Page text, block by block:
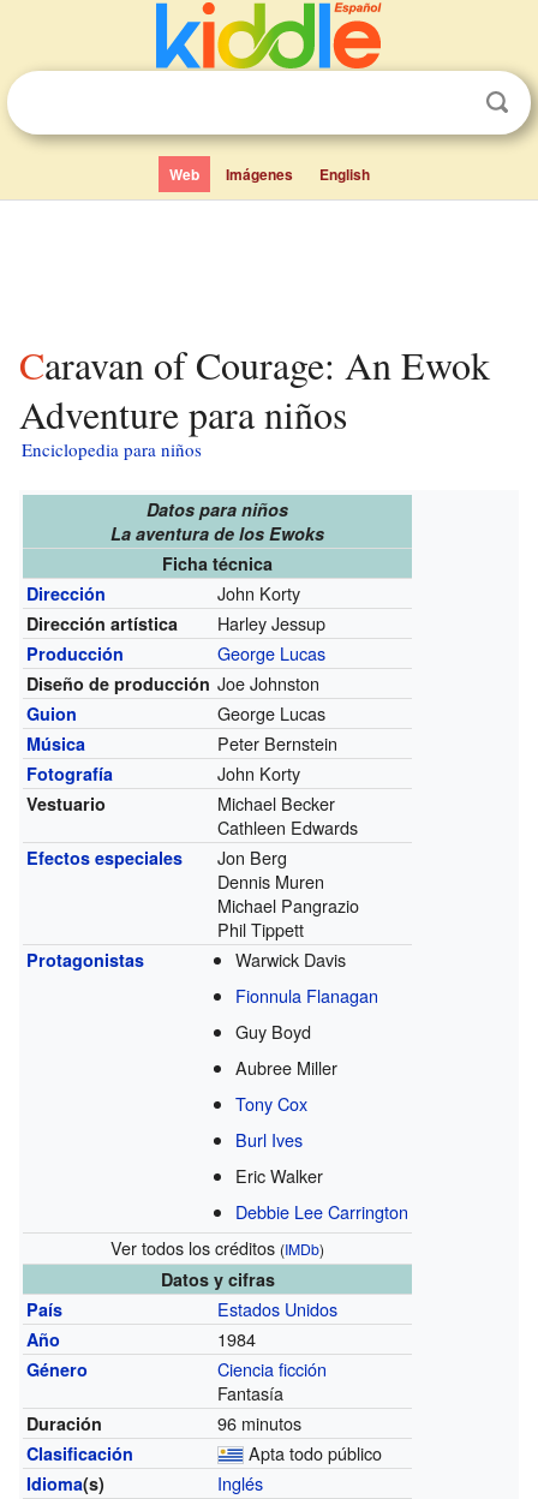
Web Imágenes English
Caravan of Courage: An Ewok
Adventure para niños
Enciclopedia para niños
Datos para niños
La aventura de los Ewoks
Ficha técnica
Dirección
John Korty
Dirección artística Harley Jessup
Producción George Lucas
Diseño de producción Joe Johnston
Guion George Lucas
Música Peter Bernstein
Fotografía John Korty
Vestuario
Michael Becker
Cathleen Edwards
Efectos especiales
Jon Berg
Dennis Muren
Michael Pangrazio
Phil Tippett
Protagonistas
Warwick Davis
Fionnula Flanagan
Guy Boyd
Aubree Miller
Tony Cox
Burl Ives
Eric Walker
Debbie Lee Carrington
Ver todos los créditos (IMDb)
Datos y cifras
País
Estados Unidos
Año 1984
Género
Ciencia ficción
Fantasía
Duración 96 minutos
Clasificación Apta todo público
Idioma(s) Inglés